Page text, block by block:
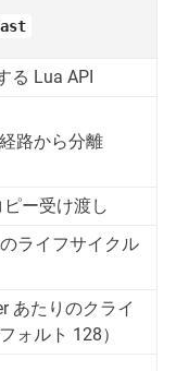
る Lua API
路から分離
ー受け渡し
ライフサイクル
あたりのクライ
ォルト 128）